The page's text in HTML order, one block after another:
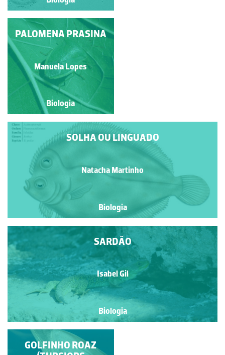
AMILOPASTO EM
CÉLULA DE RADÍCULA
Jose Pissarra
Biologia
PALOMENA PRASINA
Manuela Lopes
Biologia
SOLHA OU LINGUADO
Natacha Martinho
Biologia
SARDÃO
Isabel Gil
Biologia
MONARCA
GOLFINHO ROAZ